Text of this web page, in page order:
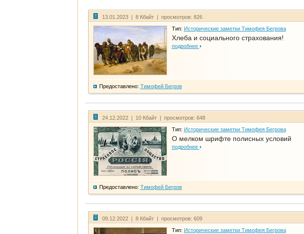
13.01.2023 | 8 Кбайт | просмотров: 826
Тип: Исторические заметки Тимофея Бегрова
Хлеба и социального страхования!
подробнее
Предоставлено: Тимофей Бегров
24.12.2022 | 10 Кбайт | просмотров: 648
Тип: Исторические заметки Тимофея Бегрова
О мелком шрифте полисных условий
подробнее
Предоставлено: Тимофей Бегров
09.12.2022 | 8 Кбайт | просмотров: 609
Тип: Исторические заметки Тимофея Бегрова